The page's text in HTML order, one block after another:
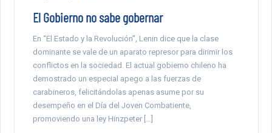
El Gobierno no sabe gobernar
En “El Estado y la Revolución”, Lenin dice que la clase
dominante se vale de un aparato represor para dirimir los
conflictos en la sociedad. El actual gobierno chileno ha
demostrado un especial apego a las fuerzas de
carabineros, felicitándolas apenas asume por su
desempeño en el Día del Joven Combatiente,
promoviendo una ley Hinzpeter […]